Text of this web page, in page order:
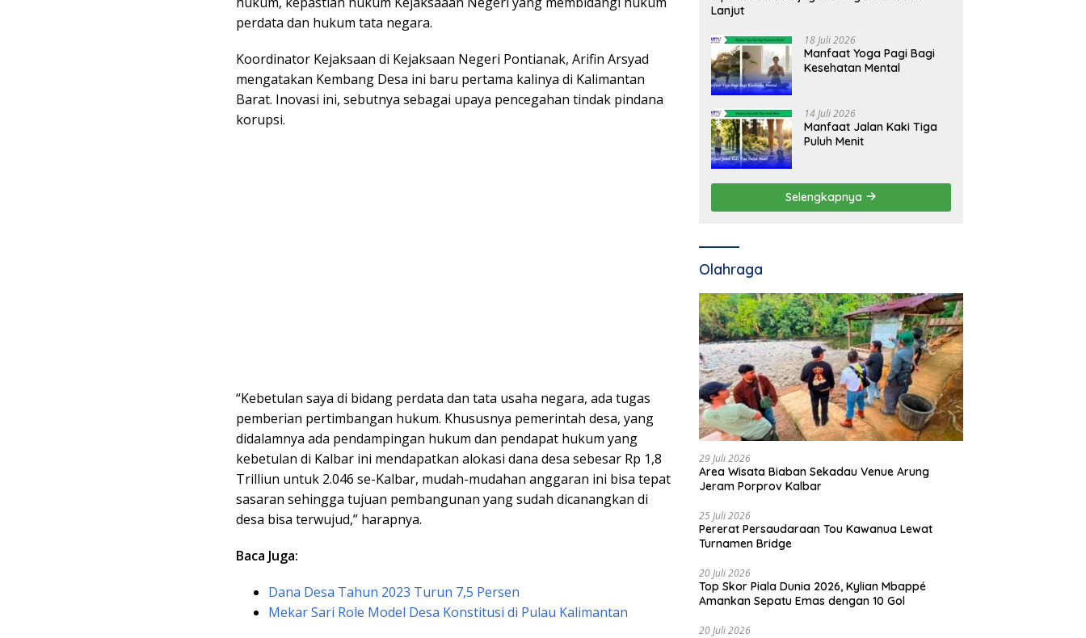
perdata dan hukum tata negara.
Koordinator Kejaksaan di Kejaksaan Negeri Pontianak, Arifin Arsyad
mengatakan Kembang Desa ini baru pertama kalinya di Kalimantan
Barat. Inovasi ini, sebutnya sebagai upaya pencegahan tindak pindana
korupsi.
“Kebetulan saya di bidang perdata dan tata usaha negara, ada tugas
pemberian pertimbangan hukum. Khususnya pemerintah desa, yang
didalamnya ada pendampingan hukum dan pendapat hukum yang
kebetulan di Kalbar ini mendapatkan alokasi dana desa sebesar Rp 1,8
Trilliun untuk 2.046 se-Kalbar, mudah-mudahan anggaran ini bisa tepat
sasaran sehingga tujuan pembangunan yang sudah dicanangkan di
desa bisa terwujud,” harapnya.
Baca Juga:
Dana Desa Tahun 2023 Turun 7,5 Persen
Mekar Sari Role Model Desa Konstitusi di Pulau Kalimantan
Lanjut
18 Juli 2026
Manfaat Yoga Pagi Bagi
Kesehatan Mental
14 Juli 2026
Manfaat Jalan Kaki Tiga
Puluh Menit
Selengkapnya
Olahraga
29 Juli 2026
Area Wisata Biaban Sekadau Venue Arung
Jeram Porprov Kalbar
25 Juli 2026
Pererat Persaudaraan Tou Kawanua Lewat
Turnamen Bridge
20 Juli 2026
Top Skor Piala Dunia 2026, Kylian Mbappé
Amankan Sepatu Emas dengan 10 Gol
20 Juli 2026